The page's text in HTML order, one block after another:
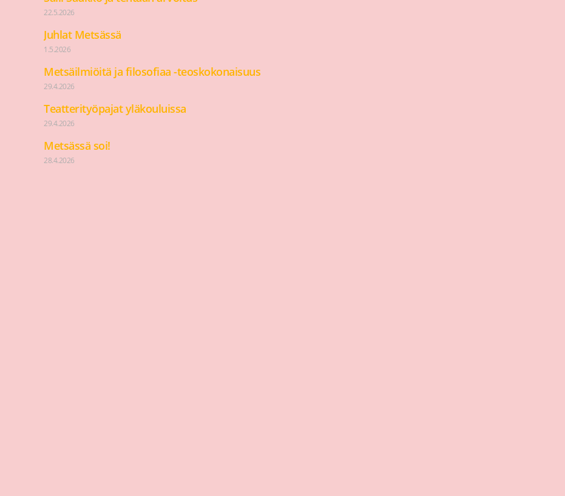
22.5.2026
Juhlat Metsässä
1.5.2026
Metsäilmiöitä ja filosofiaa -teoskokonaisuus
29.4.2026
Teatterityöpajat yläkouluissa
29.4.2026
Metsässä soi!
28.4.2026